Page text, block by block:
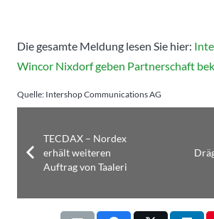
Die gesamte Meldung lesen Sie hier:
Wincor Nixdorf geben Partnerschaft
Quelle: Intershop Communications AG
TECDAX – Nordex
erhält weiteren
Auftrag von Taaleri